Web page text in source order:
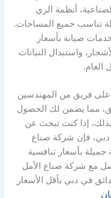
أنظمة الري
تناسب جميع المساحات.
صيانة بأسعار
واستبدال النباتات
العام.
فريق من المهندسين
مما يضمن لك الحصول
إذا كنت تبحث عن
فإن شركة صناع
جميلة بأسعار تنافسية
مع شركة صناع الأمل
في دبي بأقل الأسعار